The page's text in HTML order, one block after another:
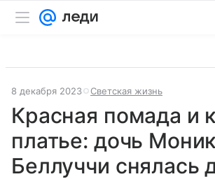
8 декабря 2023 Светская жизнь
Красная помада и
платье: дочь
Беллуччи снялась